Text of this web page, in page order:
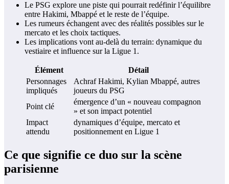
Le PSG explore une piste qui pourrait redéfinir l’équilibre
entre Hakimi, Mbappé et le reste de l’équipe.
Les rumeurs échangent avec des réalités possibles sur le
mercato et les choix tactiques.
Les implications vont au-delà du terrain: dynamique du
vestiaire et influence sur la Ligue 1.
Élément
Détail
Personnages
impliqués
Achraf Hakimi, Kylian Mbappé, autres
joueurs du PSG
Point clé
émergence d’un « nouveau compagnon
» et son impact potentiel
Impact
attendu
dynamiques d’équipe, mercato et
positionnement en Ligue 1
Ce que signifie ce duo sur la scène
parisienne